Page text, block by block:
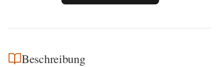
Beschreibung